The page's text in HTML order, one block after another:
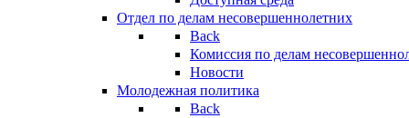
Отдел по делам несовершеннолетних
Back
Комиссия по делам
Новости
Молодежная политика
Back